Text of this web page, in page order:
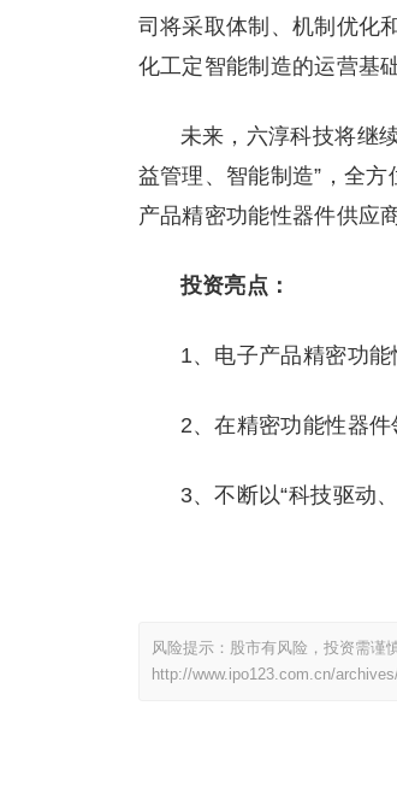
司将采取体制、机制优化
化工定智能制造的运营基础
未来，六淳科技将继
益管理、智能制造”，全
产品精密功能性器件供应商
投资亮点：
1、电子产品精密功
2、在精密功能性器
3、不断以“科技驱动
风险提示：股市有风险，投资需谨
http://www.ipo123.com.cn/